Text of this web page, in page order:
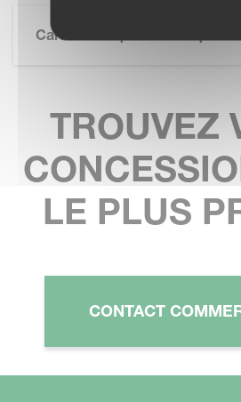
Caractéristiques Techniques
TROUVEZ
LE PLUS
CONTACT